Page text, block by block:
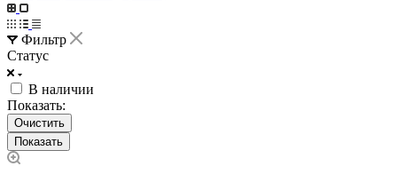
Фильтр
Статус
В наличии
Показать:
Очистить